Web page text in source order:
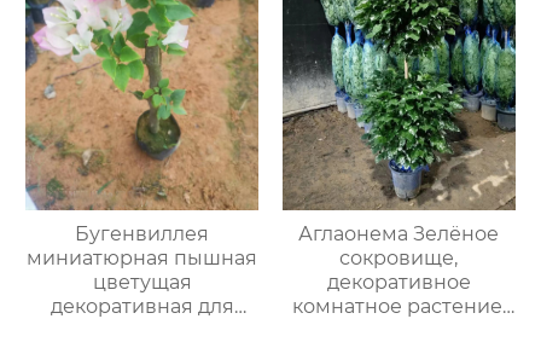
Бугенвиллея
миниатюрная пышная
цветущая
декоративная для
Аглаонема Зелёное
сокровище,
декоративное
комнатное растение,